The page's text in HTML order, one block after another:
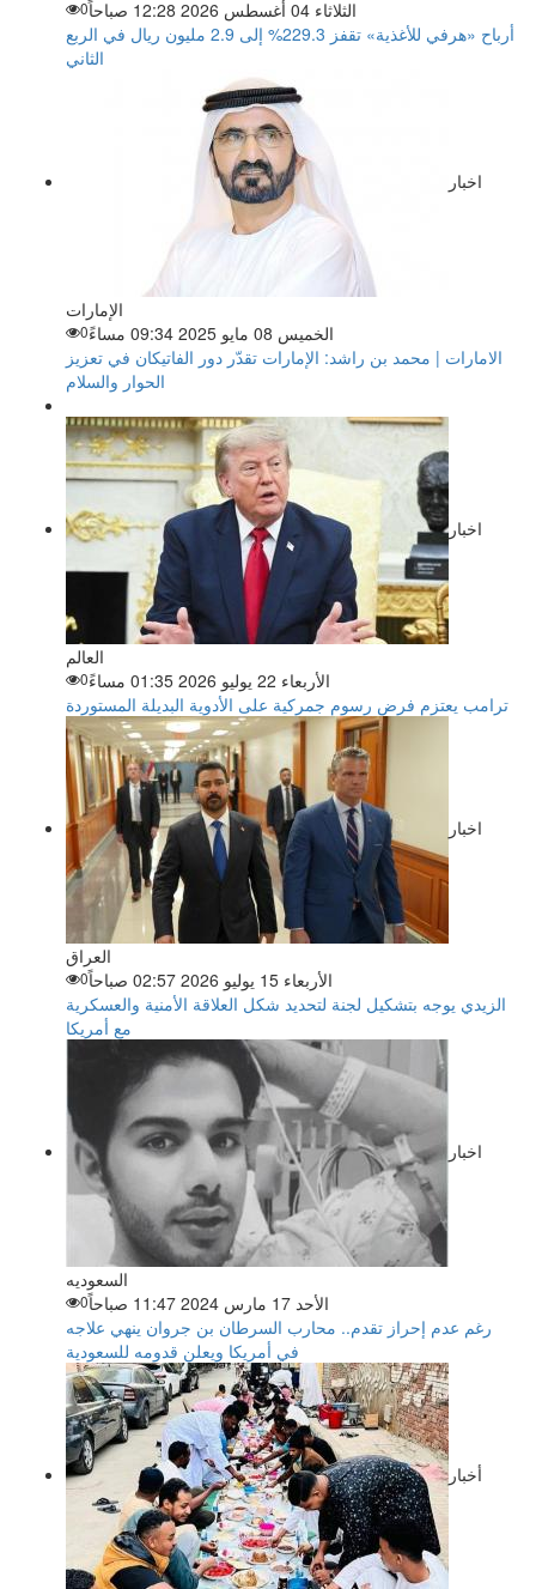
الثلاثاء 04 أغسطس 2026 12:28 صباحاً 0
أرباح «هرفي للأغذية» تقفز 229.3% إلى 2.9 مليون ريال في الربع
الثاني
اخبار
الإمارات
الخميس 08 مايو 2025 09:34 مساءً
0
الامارات | محمد بن راشد: الإمارات تقدّر دور الفاتيكان في تعزيز
الحوار والسلام
اخبار
العالم
الأربعاء 22 يوليو 2026 01:35 مساءً
0
ترامب يعتزم فرض رسوم جمركية على الأدوية البديلة المستوردة
اخبار
العراق
الأربعاء 15 يوليو 2026 02:57 صباحاً
0
الزيدي يوجه بتشكيل لجنة لتحديد شكل العلاقة الأمنية والعسكرية
مع أمريكا
اخبار
السعوديه
الأحد 17 مارس 2024 11:47 صباحاً
0
رغم عدم إحراز تقدم.. محارب السرطان بن جروان ينهي علاجه
في أمريكا ويعلن قدومه للسعودية
أخبار